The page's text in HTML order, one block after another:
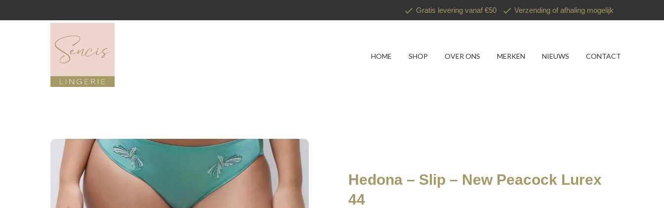
Gratis levering vanaf €50 Verzending of afhaling mogelijk
HOME SHOP OVER ONS MERKEN NIEUWS CONTACT
Hedona – Slip – New Peacock Lurex
44